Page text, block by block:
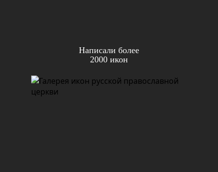
Написали более
2000 икон